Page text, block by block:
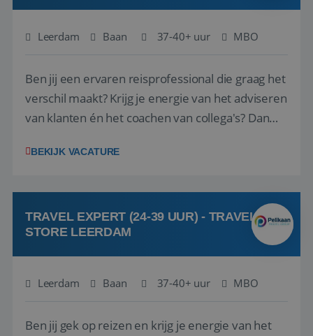
Leerdam Baan 37-40+ uur MBO
Ben jij een ervaren reisprofessional die graag het
verschil maakt? Krijg je energie van het adviseren
van klanten én het coachen van collega's? Dan
(onderdeel van Pelikaan Travel Group) zoeken
team het reisbureau verder...
BEKIJK VACATURE
TRAVEL EXPERT (24-39 UUR) - TRAVEL
STORE LEERDAM
Leerdam Baan 37-40+ uur MBO
Ben jij gek op reizen en krijg je energie van het